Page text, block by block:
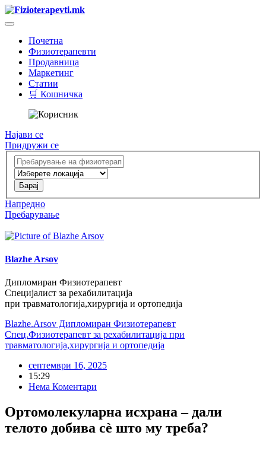
Почетна
Физиотерапевти
Продавница
Маркетинг
Статии
🛒 Кошничка
Најави се
Придружи се
Напредно
Пребарување
Blazhe Arsov
Дипломиран Физиотерапевт
Специјалист за рехабилитација
при травматологија,хирургија и ортопедија
Blazhe.Arsov Дипломиран Физиотерапевт
Спец.Физиотерапевт за рехабилитација при
травматологија,хирургија и ортопедија
септември 16, 2025
15:29
Нема Коментари
Ортомолекуларна исхрана – дали
телото добива сè што му треба?